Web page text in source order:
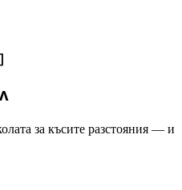
за късите разстояния — и